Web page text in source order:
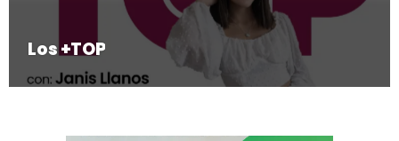
Los +TOP